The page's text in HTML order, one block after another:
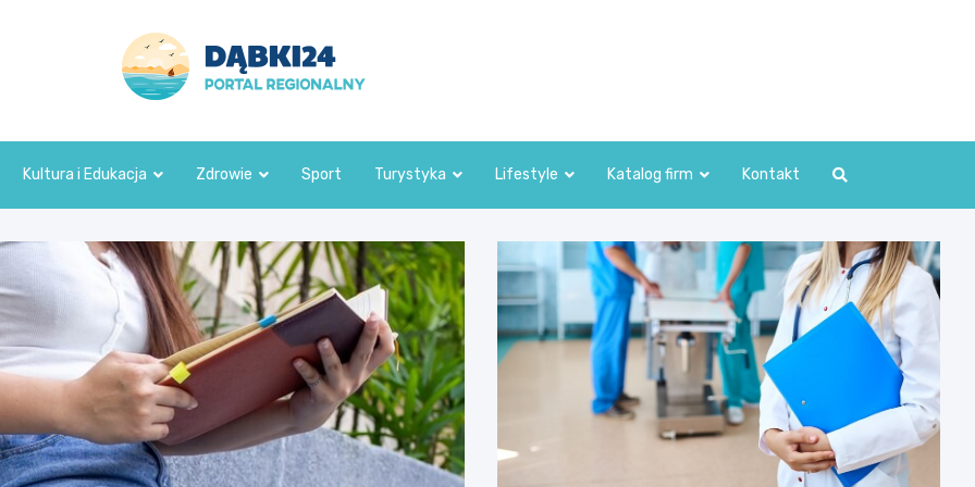
dabki24.pl
Kultura i Edukacja Zdrowie Sport Turystyka Lifestyle Katalog firm Kontakt